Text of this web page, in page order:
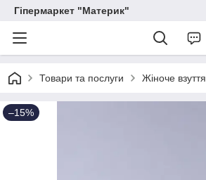
Гіпермаркет "Материк"
Товари та послуги Жіноче взуття
–15%